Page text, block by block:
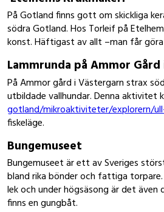
På Gotland finns gott om skickliga
södra Gotland. Hos Torleif på
konst. Häftigast av allt –man får göra
Lammrunda på Ammor
På Ammor gård i Västergarn strax
utbildade vallhundar. Denna aktivitet
gotland/mikroaktiviteter/explorern/
fiskeläge.
Bungemuseet
Bungemuseet är ett av Sveriges
bland rika bönder och fattiga torpare.
lek och under högsäsong är det även
finns en gungbåt.